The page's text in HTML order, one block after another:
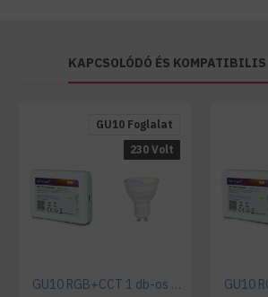
KAPCSOLÓDÓ ÉS KOMPATIBILIS
GU10 Foglalat
230 Volt
GU10 RGB+CCT 1 db-os Wifi smart izzó szett